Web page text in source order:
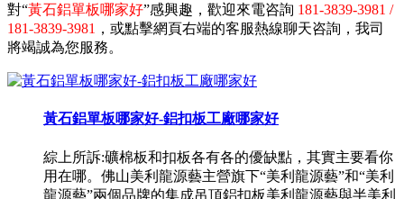
對“黃石鋁單板哪家好”感興趣，歡迎來電咨詢 181-3839-3981 /
181-3839-3981 ，或點擊網頁右端的客服熱線聊天咨詢，我司
將竭誠為您服務。
黃石鋁單板哪家好-鋁扣板工廠哪家好
綜上所訴:礦棉板和扣板各有各的優缺點，其實主要看你
用在哪。佛山美利龍源藝主營旗下“美利龍源藝”和“美利
龍源藝”兩個品牌的集成吊頂鋁扣板美利龍源藝與半美利